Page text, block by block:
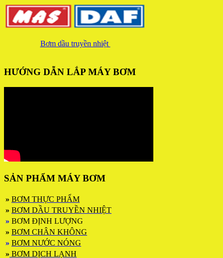
Bơm dầu truyền nhiệt
HƯỚNG DẪN LẮP MÁY BƠM
SẢN PHẨM MÁY BƠM
» BƠM THỰC PHẨM
» BƠM DẦU TRUYỀN NHIỆT
» BƠM ĐỊNH LƯỢNG
» BƠM CHÂN KHÔNG
» BƠM NƯỚC NÓNG
» BƠM DỊCH LẠNH